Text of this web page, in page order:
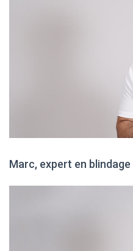
Marc, expert en